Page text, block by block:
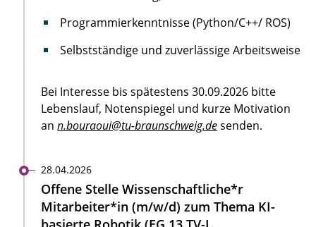
Programmierkenntnisse (Python/C++/ ROS)
Selbstständige und zuverlässige Arbeitsweise
Bei Interesse bis spätestens 30.09.2026 bitte
Lebenslauf, Notenspiegel und kurze Motivation
an n.bouraoui@tu-braunschweig.desenden.
28.04.2026
Offene Stelle Wissenschaftliche*r
Mitarbeiter*in (m/w/d) zum Thema KI-